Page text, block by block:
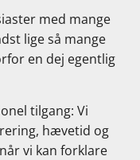
med mange
lige så mange
en dej egentlig
tilgang: Vi
hævetid og
vi kan forklare